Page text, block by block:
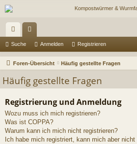
ch
ne
ug
riff
en
Suche Anmelden Registrieren
Foren-Übersicht Häufig gestellte Fragen
Häufig gestellte Fragen
Registrierung und Anmeldung
Wozu muss ich mich registrieren?
Was ist COPPA?
Warum kann ich mich nicht registrieren?
Ich habe mich registriert, kann mich aber nicht